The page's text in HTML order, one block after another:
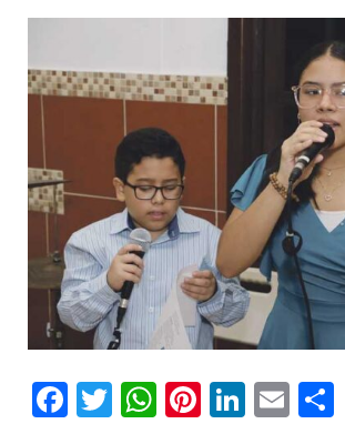
Facebook
Twitter
WhatsApp
Pinterest